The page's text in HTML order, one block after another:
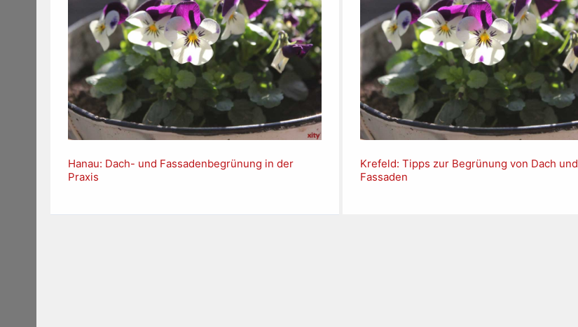
Hanau: Dach- und Fassadenbegrünung in der
Praxis
Krefeld: Tipps zur Begrünung von Dach und
Fassaden